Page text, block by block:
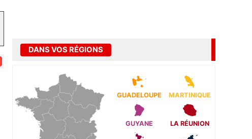
DANS VOS RÉGIONS
GUADELOUPE MARTINIQUE
GUYANE LA RÉUNION